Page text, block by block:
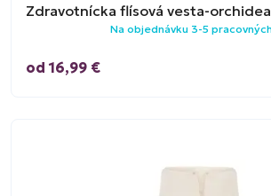
Zdravotnícka flísová vesta-orchidea
Na objednávku 3-5
od 16,99 €